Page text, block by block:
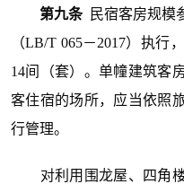
第九条民宿客房规模
（LB/T 065－2017）执
14间（套）。单幢建筑客
客住宿的场所，应当依照
行管理。
对利用围龙屋、四角楼